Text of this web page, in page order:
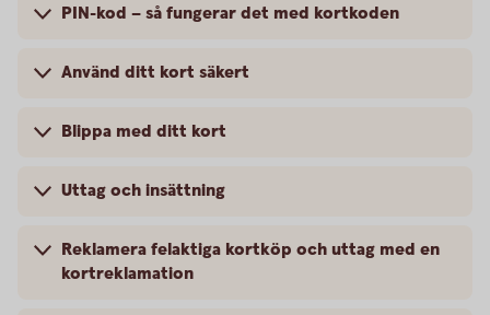
PIN-kod – så fungerar det med kortkoden
Använd ditt kort säkert
Blippa med ditt kort
Uttag och insättning
Reklamera felaktiga kortköp och uttag med en
kortreklamation